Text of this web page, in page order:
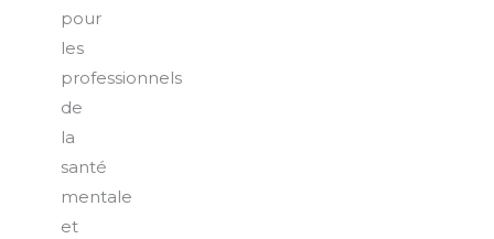
pour
les
professionnels
de
la
santé
mentale
et